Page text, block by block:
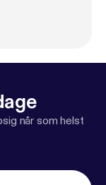
når som helst